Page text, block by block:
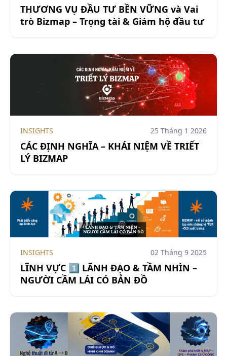
THƯƠNG VỤ ĐẦU TƯ BỀN VỮNG và Vai
trò Bizmap – Trọng tài & Giám hộ đầu tư
INSIGHTS 25 Tháng 1 2026
CÁC ĐỊNH NGHĨA – KHÁI NIỆM VỀ TRIẾT
LÝ BIZMAP
INSIGHTS 02 Tháng 9 2025
LĨNH VỰC 1️⃣ LÃNH ĐẠO & TẦM NHÌN –
NGƯỜI CẦM LÁI CÓ BẢN ĐỒ